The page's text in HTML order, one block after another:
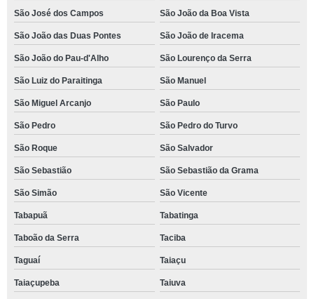
São José dos Campos São João da Boa Vista
São João das Duas Pontes São João de Iracema
São João do Pau-d'Alho São Lourenço da Serra
São Luiz do Paraitinga São Manuel
São Miguel Arcanjo São Paulo
São Pedro São Pedro do Turvo
São Roque São Salvador
São Sebastião São Sebastião da Grama
São Simão São Vicente
Tabapuã Tabatinga
Taboão da Serra Taciba
Taguaí Taiaçu
Taiaçupeba Taiuva